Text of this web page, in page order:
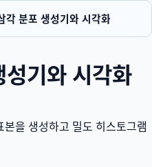
각 분포 생성기와 시각화
기와 시각화
을 생성하고 밀도 히스토그램